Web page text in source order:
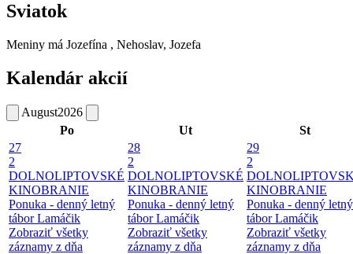
Sviatok
Meniny má Jozefína , Nehoslav, Jozefa
Kalendár akcií
August2026
Po
Ut
St
27
2
DOLNOLIPTOVSKÉ
KINOBRANIE
Ponuka - denný letný
tábor Lamáčik
Zobraziť všetky
záznamy z dňa
28
2
DOLNOLIPTOVSKÉ
KINOBRANIE
Ponuka - denný letný
tábor Lamáčik
Zobraziť všetky
záznamy z dňa
29
2
KINOBRANIE
Ponuka - denný letný
tábor Lamáčik
Zobraziť všetky
záznamy z dňa